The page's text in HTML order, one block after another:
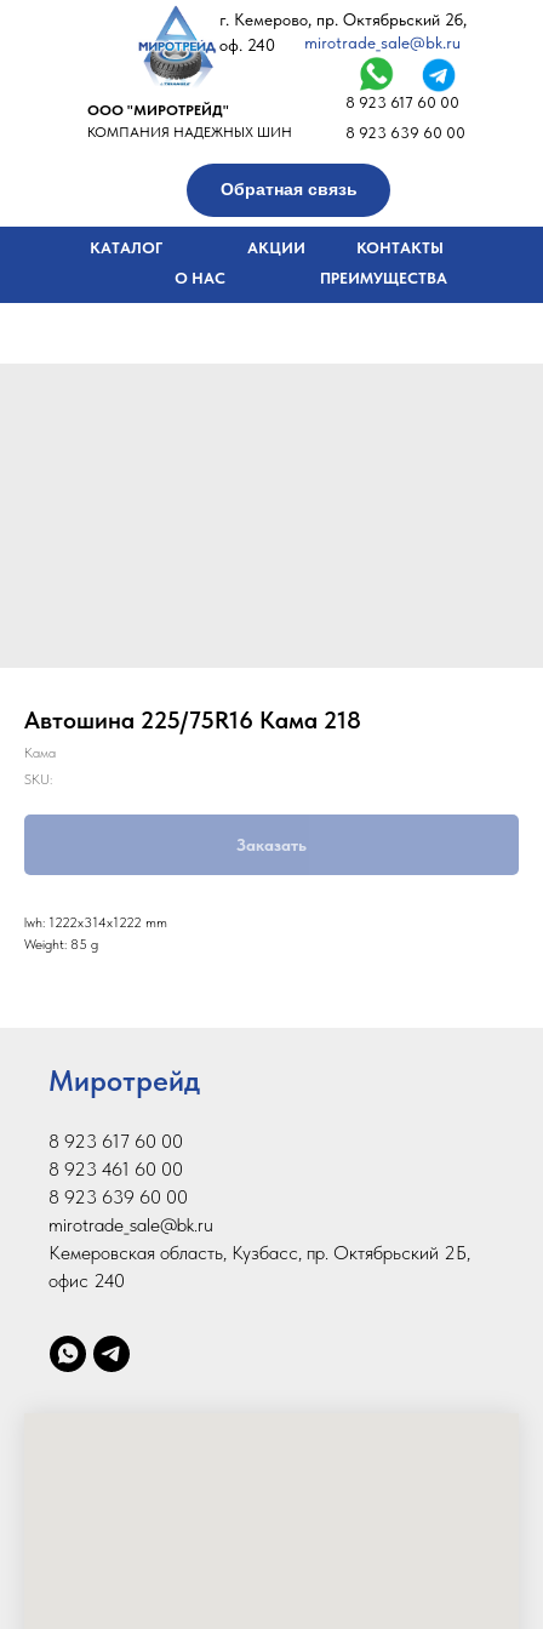
г. Кемерово, пр. Октябрьский 2б,
оф. 240
8 923 617 60 00
8 923 639 60 00
mirotrade_sale@bk.ru
Обратная связь
КАТАЛОГ
АКЦИИ
О НАС
КОНТАКТЫ
ПРЕИМУЩЕСТВА
ООО "МИРОТРЕЙД"
КОМПАНИЯ НАДЕЖНЫХ ШИН
Автошина 225/75R16 Кама 218
Кама
SKU:
Заказать
lwh: 1222x314x1222 mm
Weight: 85 g
Миротрейд
8 923 617 60 00
8 923 461 60 00
8 923 639 60 00
mirotrade_sale@bk.ru
Кемеровская область, Кузбасс, пр. Октябрьский 2Б,
офис 240